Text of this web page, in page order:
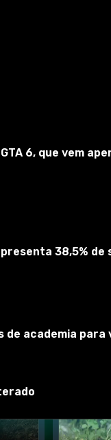
de Windhelm,
6, que vem
38,5%
de academia